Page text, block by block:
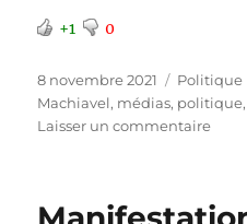
+1 0
Publié
le
8 novembre 2021 Politique
Machiavel, médias, politique,
Laisser un commentairesur